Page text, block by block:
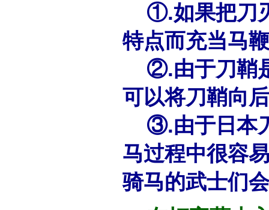
①.如果把刀
特点而充当马
②.由于刀鞘
可以将刀鞘向
③.由于日本
马过程中很容
骑马的武士们